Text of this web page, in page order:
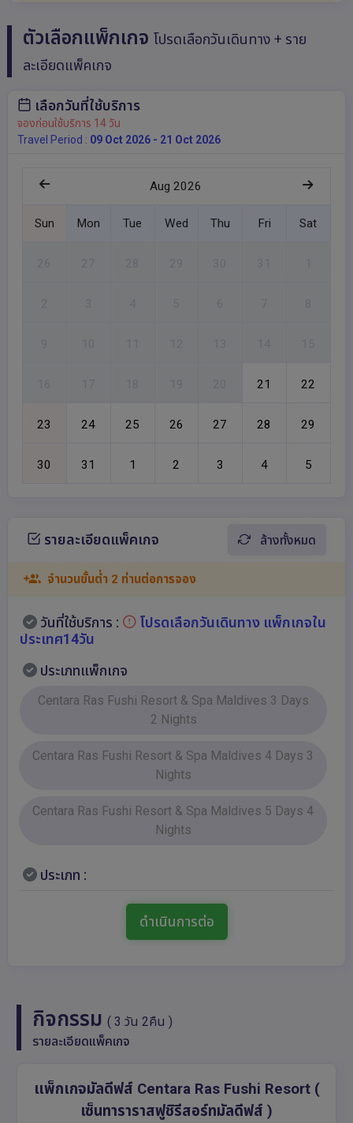
ตัวเลือกแพ็กเกจโปรดเลือกวันเดินทาง + ราย
ละเอียดแพ็คเกจ
เลือกวันที่ใช้บริการ
จองก่อนใช้บริการ 14 วัน
Travel Period : 09 Oct 2026 - 21 Oct 2026
Aug 2026
Sun Mon Tue Wed Thu Fri Sat
รายละเอียดแพ็คเกจ ล้างทั้งหมด
จำนวนขั้นต่ำ 2 ท่านต่อการจอง
วันที่ใช้บริการ :
โปรดเลือกวันเดินทาง แพ็กเกจใน
ประเทศ14วัน
ประเภทแพ็กเกจ
Centara Ras Fushi Resort & Spa Maldives 3 Days
2 Nights
Centara Ras Fushi Resort & Spa Maldives 4 Days 3
Nights
Centara Ras Fushi Resort & Spa Maldives 5 Days 4
Nights
ประเภท :
ดำเนินการต่อ
กิจกรรม( 3 วัน 2คืน )
รายละเอียดแพ็คเกจ
แพ็กเกจมัลดีฟส์ Centara Ras Fushi Resort (
เซ็นทาราราสฟูชิรีสอร์ทมัลดีฟส์ )